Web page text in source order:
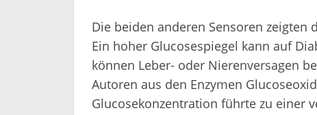
Die beiden anderen Sensoren zeigten
Ein hoher Glucosespiegel kann auf
können Leber- oder Nierenversagen
Autoren aus den Enzymen
Glucosekonzentration führte zu einer